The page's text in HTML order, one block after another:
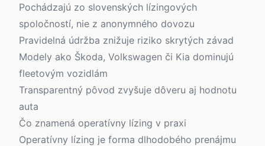
Pochádzajú zo slovenských lízingových
spoločností, nie z anonymného dovozu
Pravidelná údržba znižuje riziko skrytých závad
Modely ako Škoda, Volkswagen či Kia dominujú
fleetovým vozidlám
Transparentný pôvod zvyšuje dôveru aj hodnotu
auta
Čo znamená operatívny lízing v praxi
Operatívny lízing je forma dlhodobého prenájmu